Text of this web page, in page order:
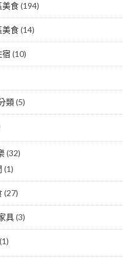
美食(194)
美食(14)
宿 (10)
類(5)
(32)
(1)
(27)
具(3)
(1)